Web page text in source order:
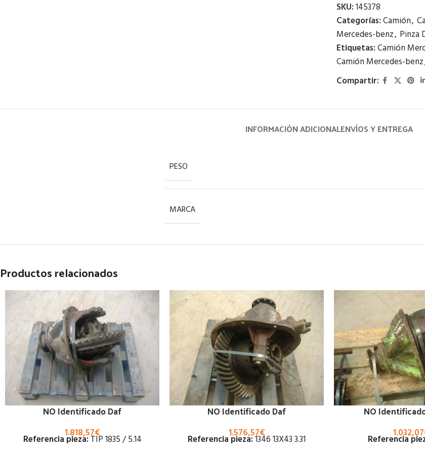
SKU:145378
Categorías:Camión,
Mercedes-benz, Pinza
Etiquetas:Camión
Camión Mercedes-benz
Compartir:
INFORMACIÓN ADICIONALENVÍOS Y ENTREGA
PESO
MARCA
Productos relacionados
NO Identificado Daf
1.818,57€
Referencia pieza:TIP 1835 / 5.14
NO Identificado Daf
1.576,57€
Referencia pieza:1346 13X43 3.31
NO
1.032,07
Referencia